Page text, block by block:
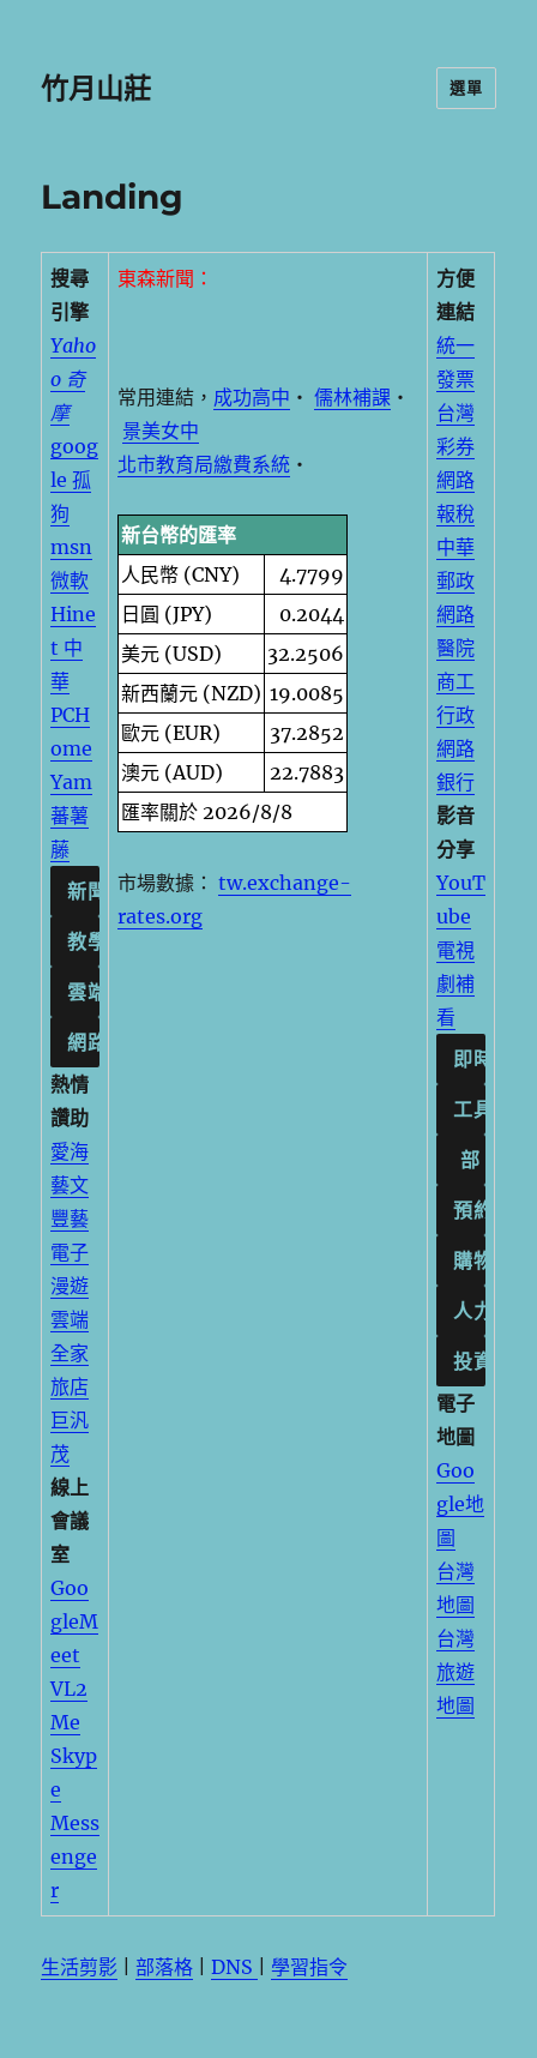
竹月山莊 選單
Landing
搜尋
引擎
Yaho
o 奇
摩
goog
le 孤
狗
msn
微軟
Hine
t 中
華
PCH
ome
Yam
蕃薯
藤
熱情
讚助
愛海
藝文
豐藝
電子
漫遊
雲端
全家
旅店
巨汎
茂
線上
會議
室
Goo
gleM
eet
VL2
Me
Skyp
e
Mess
enge
r
東森新聞：
常用連結， 成功高中 ‧儒林補課 ‧
景美女中
北市教育局繳費系統 ‧
新台幣的匯率
人民幣 (CNY)
4.7799
日圓 (JPY)
0.2044
美元 (USD)
32.2506
新西蘭元 (NZD) 19.0085
歐元 (EUR)
37.2852
澳元 (AUD)
22.7883
匯率關於 2026/8/8
市場數據：tw.exchange-
rates.org
方便
連結
統一
發票
台灣
彩券
網路
報稅
中華
郵政
網路
醫院
商工
行政
網路
銀行
影音
分享
YouT
ube
電視
劇補
看
電子
地圖
Goo
gle地
圖
台灣
地圖
台灣
旅遊
地圖
生活剪影 |部落格 |DNS |學習指令